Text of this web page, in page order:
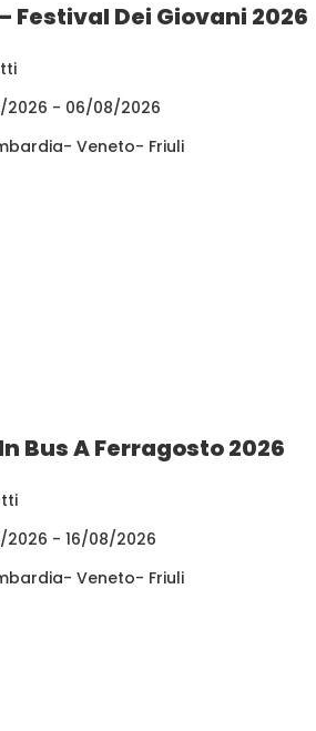
Festival Dei Giovani 2026
2026 - 06/08/2026
Veneto- Friuli
Bus A Ferragosto 2026
2026 - 16/08/2026
Veneto- Friuli